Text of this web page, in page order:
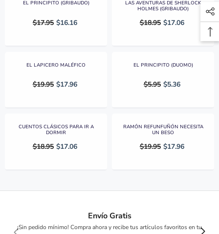
EL PRINCIPITO (GRIBAUDO)
$17.95 $16.16
LAS AVENTURAS DE SHERLOCK
HOLMES (GRIBAUDO)
$18.95 $17.06
EL LAPICERO MALÉFICO
$19.95 $17.96
EL PRINCIPITO (DUOMO)
$5.95 $5.36
CUENTOS CLÁSICOS PARA IR A
DORMIR
$18.95 $17.06
RAMÓN REFUNFUÑÓN NECESITA
UN BESO
$19.95 $17.96
Envío Gratis
¡Sin pedido mínimo! Compra ahora y recibe tus artículos favoritos en tu